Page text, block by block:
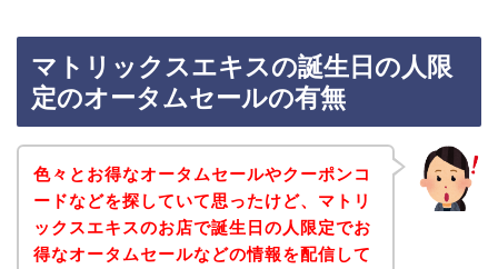
マトリックスエキスの誕生日の人限
定のオータムセールの有無
色々とお得なオータムセールやクーポンコ
ードなどを探していて思ったけど、マトリ
ックスエキスのお店で誕生日の人限定でお
得なオータムセールなどの情報を配信して